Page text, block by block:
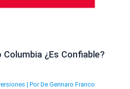
Columbia ¿Es Confiable?
| Por De Gennaro Franco